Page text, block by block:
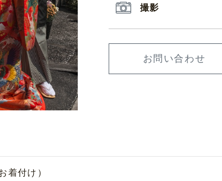
撮影
お問い合わせ
着付け）